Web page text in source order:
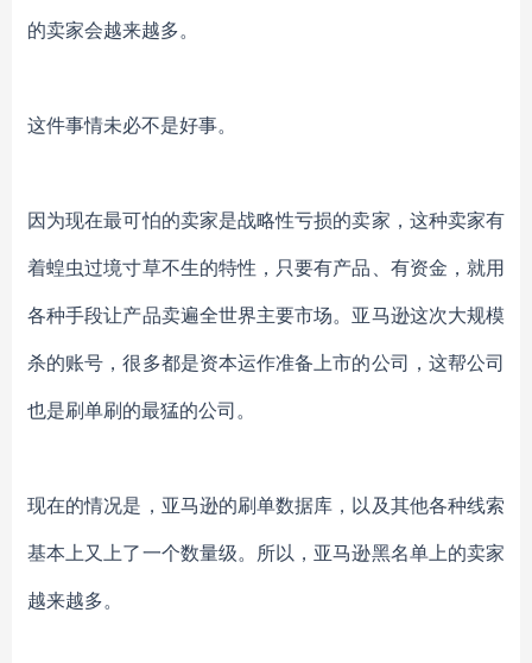
的卖家会越来越多。
这件事情未必不是好事。
因为现在最可怕的卖家是战略性亏损的卖家，这种卖家有
着蝗虫过境寸草不生的特性，只要有产品、有资金，就用
各种手段让产品卖遍全世界主要市场。亚马逊这次大规模
杀的账号，很多都是资本运作准备上市的公司，这帮公司
也是刷单刷的最猛的公司。
现在的情况是，亚马逊的刷单数据库，以及其他各种线索
基本上又上了一个数量级。所以，亚马逊黑名单上的卖家
越来越多。